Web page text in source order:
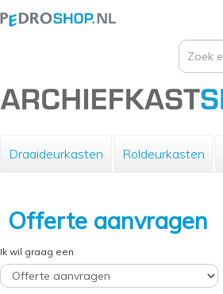
Draaideurkasten Roldeurkasten
Offerte aanvragen
Ik wil graag een